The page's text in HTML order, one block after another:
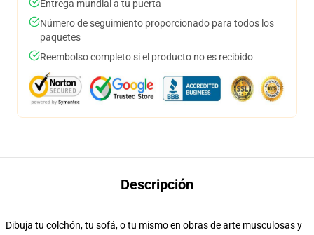
Entrega mundial a tu puerta
Número de seguimiento proporcionado para todos los
paquetes
Reembolso completo si el producto no es recibido
Descripción
Dibuja tu colchón, tu sofá, o tu mismo en obras de arte musculosas y